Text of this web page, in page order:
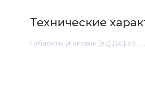
Технические
Габариты упаковки (ед) ДхШхВ